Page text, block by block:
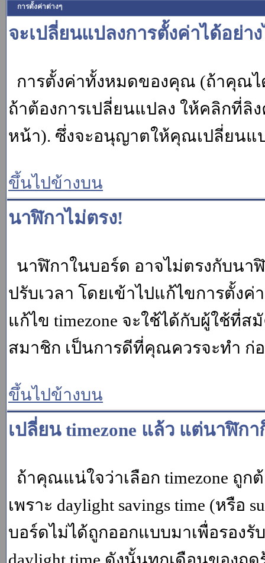
การตั้งค่าต่างๆ
จะเปลี่ยนแปลงการตั้งค่าได้อย่าง
การตั้งค่าทั้งหมดของคุณ (ถ้าคุณไ
ถ้าต้องการเปลี่ยนแปลง ให้คลิกที่ลิ
หน้า). ซึ่งจะอนุญาตให้คุณเปลี่ยนแ
ขึ้นไปข้างบน
นาฬิกาไม่ตรง!
นาฬิกาในบอร์ด อาจไม่ตรงกับน
ปรับเวลา โดยเข้าไปแก้ไขการตั้ง
แก้ไข timezone จะใช้ได้กับผู้ใช้ที่
สมาชิก เป็นการดีที่คุณควรจะทำ
ขึ้นไปข้างบน
เปลี่ยน timezone แล้ว แต่นาฬิกา
ถ้าคุณแน่ใจว่าเลือก timezone ถู
เพราะ daylight savings time (หรือ
บอร์ดไม่ได้ถูกออกแบบมาเพื่อรอง